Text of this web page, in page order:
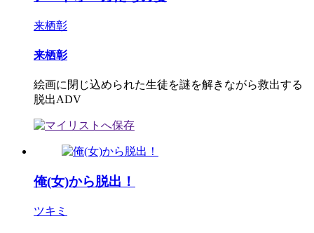
来栖彰
来栖彰
絵画に閉じ込められた生徒を謎を解きながら救出する
脱出ADV
俺(女)から脱出！
ツキミ